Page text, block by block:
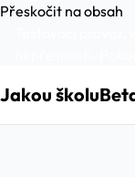
Přeskočit na obsah
Testovací
Jakou školu